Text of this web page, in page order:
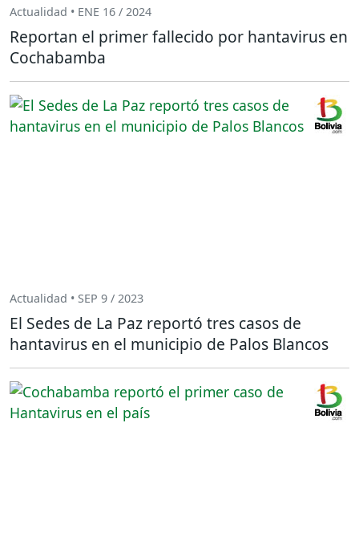
Actualidad • ENE 16 / 2024
Reportan el primer fallecido por hantavirus en
Cochabamba
Actualidad • SEP 9 / 2023
El Sedes de La Paz reportó tres casos de
hantavirus en el municipio de Palos Blancos